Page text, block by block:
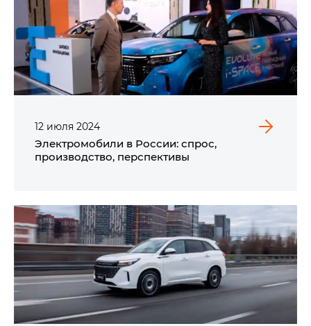
12 июля 2024
Электромобили в России: спрос,
производство, перспективы